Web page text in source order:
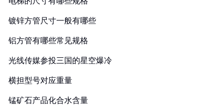
镀锌方管尺寸一般有哪些
铝方管有哪些常见规格
光线传媒参投三国的星空爆冷
横担型号对应重量
锰矿石产品化合水含量